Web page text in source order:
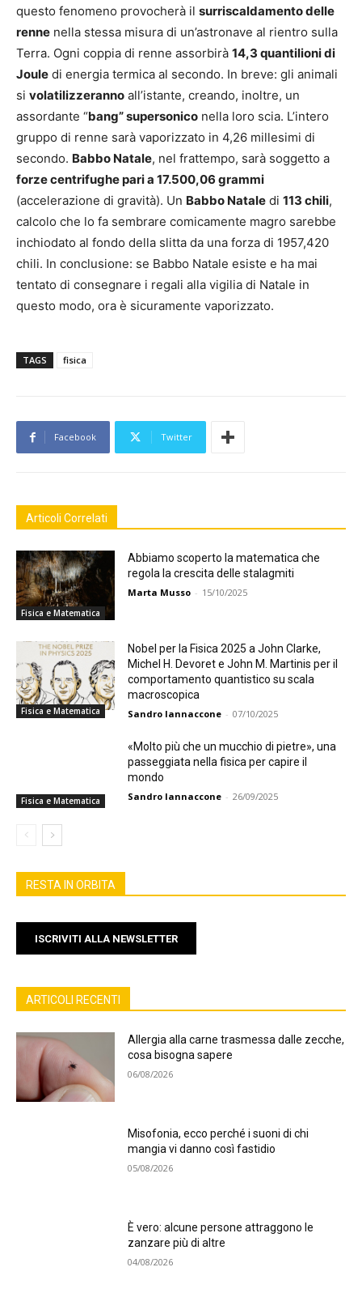
questo fenomeno provocherà il surriscaldamento delle
renne nella stessa misura di un’astronave al rientro sulla
Terra. Ogni coppia di renne assorbirà 14,3 quantilioni di
Joule di energia termica al secondo. In breve: gli animali
si volatilizzeranno all’istante, creando, inoltre, un
assordante “bang” supersonico nella loro scia. L’intero
gruppo di renne sarà vaporizzato in 4,26 millesimi di
secondo. Babbo Natale, nel frattempo, sarà soggetto a
forze centrifughe pari a 17.500,06 grammi
(accelerazione di gravità). Un Babbo Natale di 113 chili,
calcolo che lo fa sembrare comicamente magro sarebbe
inchiodato al fondo della slitta da una forza di 1957,420
chili. In conclusione: se Babbo Natale esiste e ha mai
tentato di consegnare i regali alla vigilia di Natale in
questo modo, ora è sicuramente vaporizzato.
TAGS fisica
Facebook Twitter
Articoli Correlati
Fisica e Matematica
Abbiamo scoperto la matematica che
regola la crescita delle stalagmiti
Marta Musso - 15/10/2025
Fisica e Matematica
Nobel per la Fisica 2025 a John Clarke,
Michel H. Devoret e John M. Martinis per il
comportamento quantistico su scala
macroscopica
Sandro Iannaccone - 07/10/2025
Fisica e Matematica
«Molto più che un mucchio di pietre», una
passeggiata nella fisica per capire il
mondo
Sandro Iannaccone - 26/09/2025
RESTA IN ORBITA
ISCRIVITI ALLA NEWSLETTER
ARTICOLI RECENTI
Allergia alla carne trasmessa dalle zecche,
cosa bisogna sapere
06/08/2026
Misofonia, ecco perché i suoni di chi
mangia vi danno così fastidio
05/08/2026
È vero: alcune persone attraggono le
zanzare più di altre
04/08/2026